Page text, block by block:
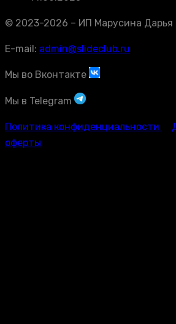
© 2023-2026 – ИП Марусина Дарья
E-mail: admin@slideclub.ru
Мы во Вконтакте
Мы в Telegram
Политика конфиденциальности
оферты